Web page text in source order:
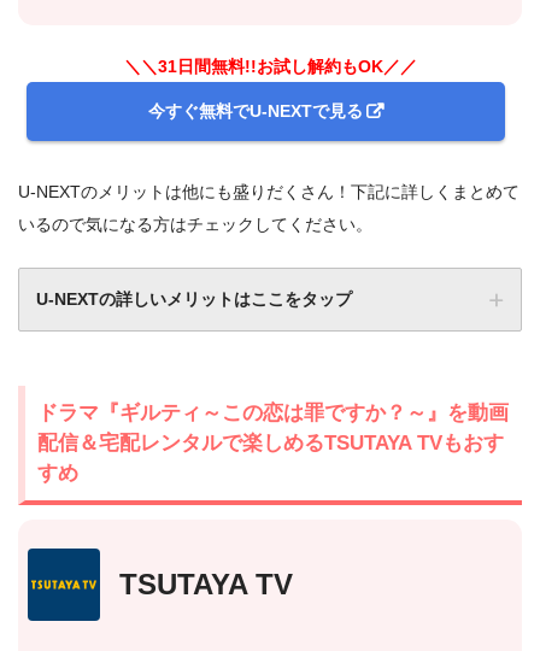
＼＼31日間無料!!お試し解約もOK／／
今すぐ無料でU-NEXTで見る
U-NEXTのメリットは他にも盛りだくさん！下記に詳しくまとめて
いるので気になる方はチェックしてください。
U-NEXTの詳しいメリットはここをタップ
ドラマ『ギルティ～この恋は罪ですか？～』を動画
配信＆宅配レンタルで楽しめるTSUTAYA TVもおす
すめ
TSUTAYA TV